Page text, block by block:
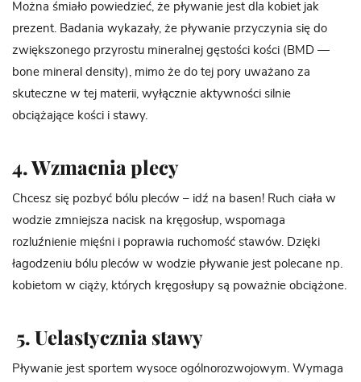
Można śmiało powiedzieć, że pływanie jest dla kobiet jak
prezent. Badania wykazały, że pływanie przyczynia się do
zwiększonego przyrostu mineralnej gęstości kości (BMD —
bone mineral density), mimo że do tej pory uważano za
skuteczne w tej materii, wyłącznie aktywności silnie
obciążające kości i stawy.
4. Wzmacnia plecy
Chcesz się pozbyć bólu pleców – idź na basen! Ruch ciała w
wodzie zmniejsza nacisk na kręgosłup, wspomaga
rozluźnienie mięśni i poprawia ruchomość stawów. Dzięki
łagodzeniu bólu pleców w wodzie pływanie jest polecane np.
kobietom w ciąży, których kręgosłupy są poważnie obciążone.
5. Uelastycznia stawy
Pływanie jest sportem wysoce ogólnorozwojowym. Wymaga